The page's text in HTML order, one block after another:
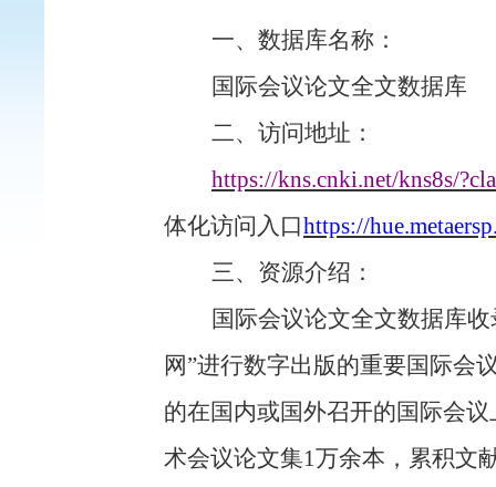
一、数据库名称：
国际会议论文全文数据库
二、 访问地址：
https://kns.cnki.net/kns8s/
体化访问入口https://
三、资源介绍：
国际会议论文全文数据库
网”进行数字出版的重要国际会
的在国内或国外召开的国际会
术会议论文集1万余本，累积文